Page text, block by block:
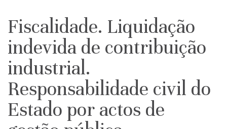
EN
Fiscalidade. Liquidação
indevida de contribuição
industrial.
Responsabilidade civil do
Estado por actos de